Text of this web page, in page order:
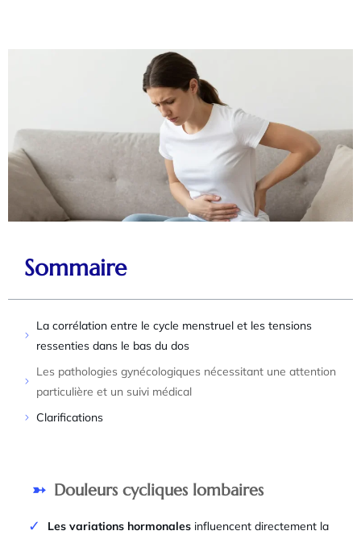
Sommaire
La corrélation entre le cycle menstruel et les tensions
ressenties dans le bas du dos
Les pathologies gynécologiques nécessitant une attention
particulière et un suivi médical
Clarifications
Douleurs cycliques lombaires
Les variations hormonales influencent directement la